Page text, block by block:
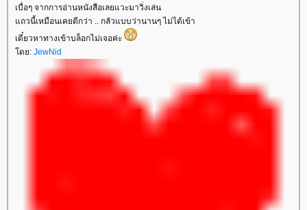
เบื่อๆ จากการอ่านหนังสือเลยแวะมาวิ่งเล่น
ถวนี้เหมือนเคยดีกว่า .. กลัวแบบว่านานๆ ไม่ได้เข้า
เดี๋ยวหาทางเข้าบล็อกไม่เจอค่ะ
ดย: JewNid